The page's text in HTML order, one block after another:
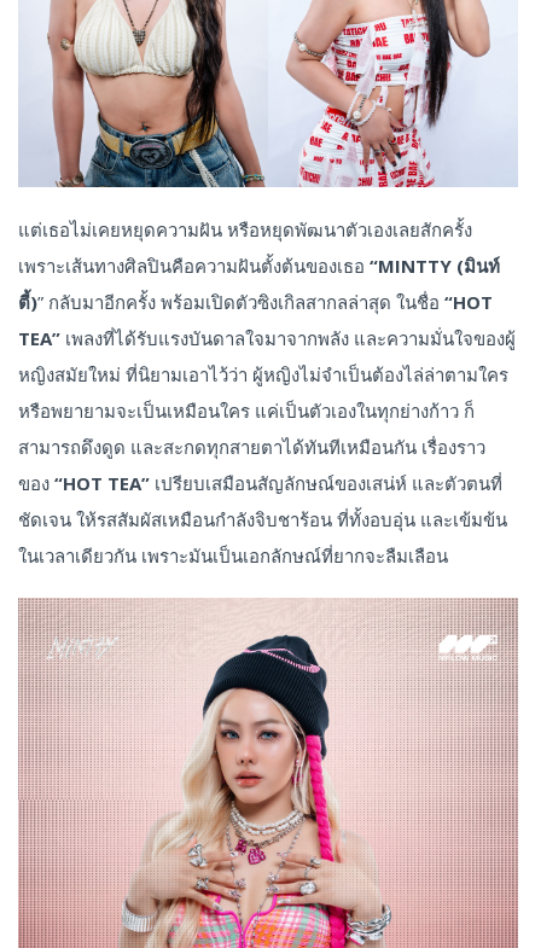
แต่เธอไม่เคยหยุดความฝัน หรือหยุดพัฒนาตัวเองเลยสักครั้ง
เพราะเส้นทางศิลปินคือความฝันตั้งต้นของเธอ “MINTTY (มินท์
ตี้)” กลับมาอีกครั้ง พร้อมเปิดตัวซิงเกิลสากลล่าสุด ในชื่อ “HOT
TEA” เพลงที่ได้รับแรงบันดาลใจมาจากพลัง และความมั่นใจของผู้
หญิงสมัยใหม่ ที่นิยามเอาไว้ว่า ผู้หญิงไม่จำเป็นต้องไล่ล่าตามใคร
หรือพยายามจะเป็นเหมือนใคร แค่เป็นตัวเองในทุกย่างก้าว ก็
สามารถดึงดูด และสะกดทุกสายตาได้ทันทีเหมือนกัน เรื่องราว
ของ “HOT TEA” เปรียบเสมือนสัญลักษณ์ของเสน่ห์ และตัวตนที่
ชัดเจน ให้รสสัมผัสเหมือนกำลังจิบชาร้อน ที่ทั้งอบอุ่น และเข้มข้น
ในเวลาเดียวกัน เพราะมันเป็นเอกลักษณ์ที่ยากจะลืมเลือน